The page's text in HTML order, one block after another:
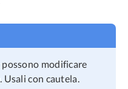
modificare
con cautela.